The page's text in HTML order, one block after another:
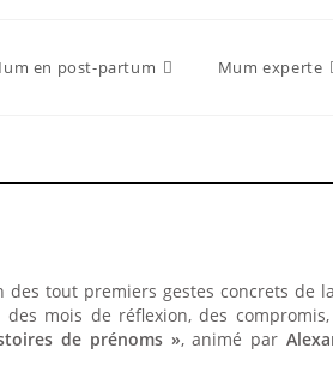
en post-partum Mum experte
des tout premiers gestes concrets de
mois de réflexion, des
de prénoms », animé par